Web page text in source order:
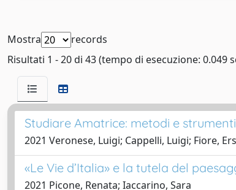
Mostra
records
Risultati 1 - 20 di 43 (tempo di esecuzione: 0.049
Studiare Amatrice: metodi e
2021 Veronese, Luigi; Cappelli, Luigi; Fiore,
«Le Vie d’Italia» e la tutela del
2021 Picone, Renata; Iaccarino, Sara